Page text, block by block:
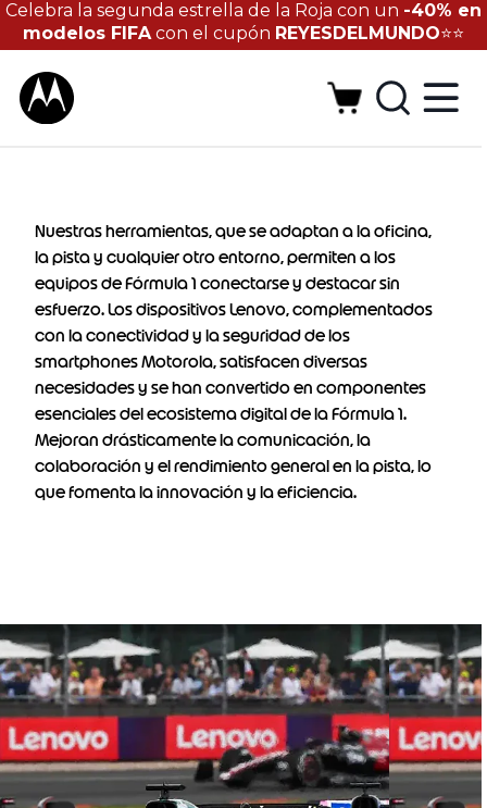
Celebra la segunda estrella de la Roja con un -40% en
modelos FIFAcon el cupón REYESDELMUNDO⭐⭐
Nuestras herramientas, que se adaptan a la oficina,
la pista y cualquier otro entorno, permiten a los
equipos de Fórmula 1 conectarse y destacar sin
esfuerzo. Los dispositivos Lenovo, complementados
con la conectividad y la seguridad de los
smartphones Motorola, satisfacen diversas
necesidades y se han convertido en componentes
esenciales del ecosistema digital de la Fórmula 1.
Mejoran drásticamente la comunicación, la
colaboración y el rendimiento general en la pista, lo
que fomenta la innovación y la eficiencia.